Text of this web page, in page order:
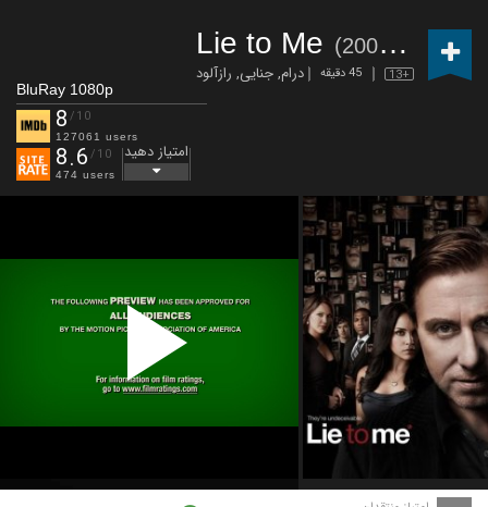
Lie to Me (2009 – 2011)
13+ 45 دقیقه درام,جنایی, رازآلود
BluRay 1080p
8 /10
127061 users
8.6 /10
474 users
امتیاز دهید
Play